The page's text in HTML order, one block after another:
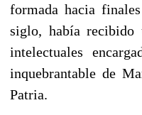
formada hacia
siglo, había recibido
intelectuales
inquebrantable de
Patria.